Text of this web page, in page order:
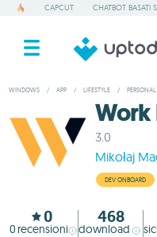
CAPCUT CHATBOT BASATI
WINDOWS / APP / LIFESTYLE / PERSONAL
Work
3.0
Mikołaj
DEV ONBOARD
0
0 recensioni
468
download